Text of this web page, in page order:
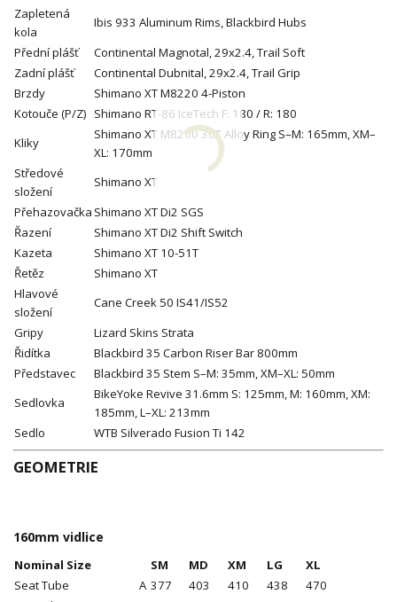
Zapletená
kola
Ibis 933 Aluminum Rims, Blackbird Hubs
Přední plášť
Continental Magnotal, 29x2.4, Trail Soft
Zadní plášť
Continental Dubnital, 29x2.4, Trail Grip
Brzdy
Shimano XT M8220 4-Piston
Kotouče (P/Z) Shimano RT-86 IceTech F: 180 / R: 180
Kliky
Shimano XT M8200 30T Alloy Ring S–M: 165mm, XM–
XL: 170mm
Středové
složení
Shimano XT
Přehazovačka Shimano XT Di2 SGS
Řazení
Shimano XT Di2 Shift Switch
Kazeta
Shimano XT 10-51T
Řetěz
Shimano XT
Hlavové
složení
Cane Creek 50 IS41/IS52
Gripy
Lizard Skins Strata
Řidítka
Blackbird 35 Carbon Riser Bar 800mm
Představec
Blackbird 35 Stem S–M: 35mm, XM–XL: 50mm
Sedlovka
BikeYoke Revive 31.6mm S: 125mm, M: 160mm, XM:
185mm, L–XL: 213mm
Sedlo
WTB Silverado Fusion Ti 142
GEOMETRIE
160mm vidlice
Nominal Size SM MD XM LG
XL
Seat Tube
A 377 403 410 438
470